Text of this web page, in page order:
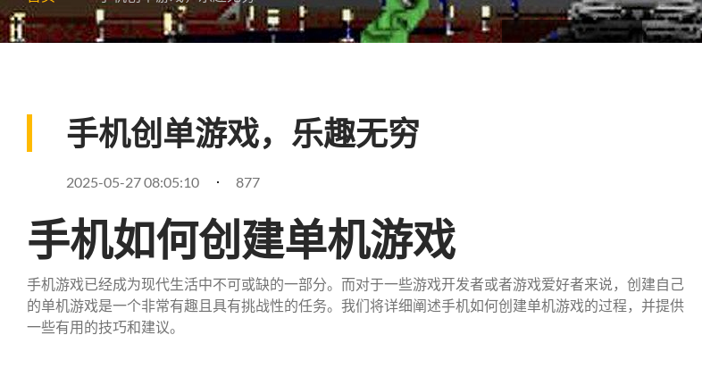
手机创单游戏，乐趣无穷
2025-05-27 08:05:10 877
手机如何创建单机游戏
手机游戏已经成为现代生活中不可或缺的一部分。而对于一些游戏开发者或者游戏爱好者来说，创建自己
的单机游戏是一个非常有趣且具有挑战性的任务。我们将详细阐述手机如何创建单机游戏的过程，并提供
一些有用的技巧和建议。